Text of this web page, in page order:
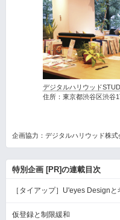
デジタルハリウッド
住所：東京都渋谷区渋谷
企画協力：デジタルハリウッド株式
特別企画 [PR]の連載目次
［タイアップ］U'eyes Design
仮登録と制限緩和